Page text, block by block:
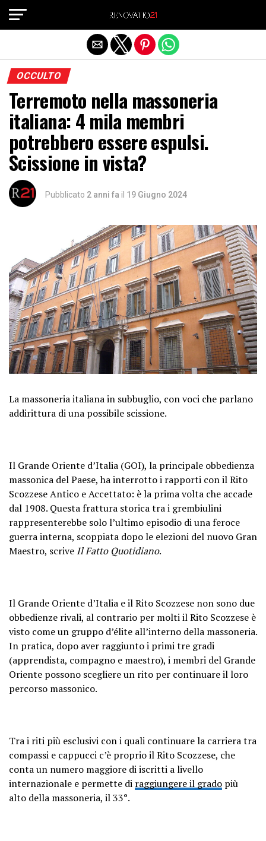
OCCULTO
Terremoto nella massoneria
italiana: 4 mila membri
potrebbero essere espulsi.
Scissione in vista?
Pubblicato 2 anni fa il 19 Giugno 2024
La massoneria italiana in subbuglio, con voci che parlano
addirittura di una possibile scissione.
Il Grande Oriente d’Italia (GOI), la principale obbedienza
massonica del Paese, ha interrotto i rapporti con il Rito
Scozzese Antico e Accettato: è la prima volta che accade
dal 1908. Questa frattura storica tra i grembiulini
rappresenterebbe solo l’ultimo episodio di una feroce
guerra interna, scoppiata dopo le elezioni del nuovo Gran
Maestro, scrive Il Fatto Quotidiano.
Il Grande Oriente d’Italia e il Rito Scozzese non sono due
obbedienze rivali, al contrario per molti il Rito Scozzese è
visto come un gruppo d’élite all’interno della massoneria.
In pratica, dopo aver raggiunto i primi tre gradi
(apprendista, compagno e maestro), i membri del Grande
Oriente possono scegliere un rito per continuare il loro
percorso massonico.
Tra i riti più esclusivi con i quali continuare la carriera tra
compassi e cappucci c’è proprio il Rito Scozzese, che
conta un numero maggiore di iscritti a livello
internazionale e permette di raggiungere il grado più
alto della massoneria, il 33°.
Exit mobile version